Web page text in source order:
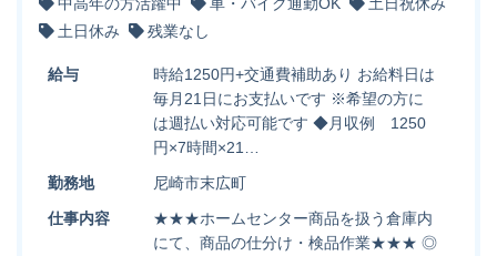
中高年の方活躍中
車・バイク通勤OK
土日祝休み
土日休み
残業なし
給与
時給1250円+交通費補助あり お給料日は
毎月21日にお支払いです ※希望の方に
は週払い対応可能です ◆月収例 1250
円×7時間×21…
勤務地
尼崎市末広町
仕事内容
★★★ホームセンター商品を扱う倉庫内
にて、商品の仕分け・検品作業★★★ ◎